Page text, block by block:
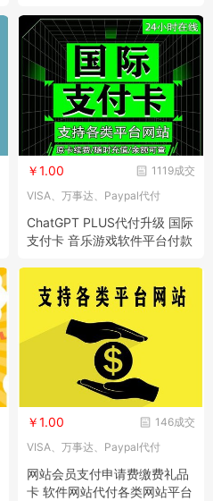
1119成交
￥1.00
VISA、万事达、Paypal代付
ChatGPT PLUS代付升级 国际
支付卡 音乐游戏软件平台付款
146成交
￥1.00
VISA、万事达、Paypal代付
网站会员支付申请费缴费礼品
卡 软件网站代付各类网站平台